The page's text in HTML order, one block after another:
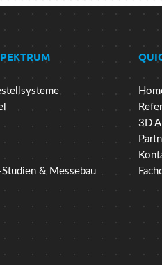
& Messebau
3D